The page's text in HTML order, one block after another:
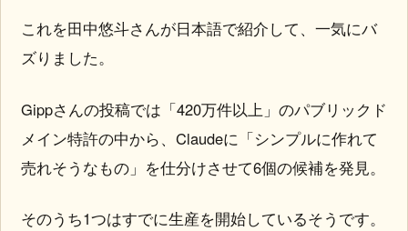
これを田中悠斗さんが日本語で紹介して、一気にバ
ズりました。
Gippさんの投稿では「420万件以上」のパブリックド
メイン特許の中から、Claudeに「シンプルに作れて
売れそうなもの」を仕分けさせて6個の候補を発見。
そのうち1つはすでに生産を開始しているそうです。